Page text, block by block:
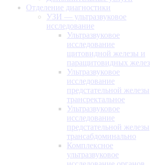
Отделение диагностики
УЗИ — ультразвуковое
исследование
Ультразвуковое
исследование
щитовидной железы и
паращитовидных желез
Ультразвуковое
исследование
предстательной железы
трансректальное
Ультразвуковое
исследование
предстательной железы
трансабдоминально
Комплексное
ультразвуковое